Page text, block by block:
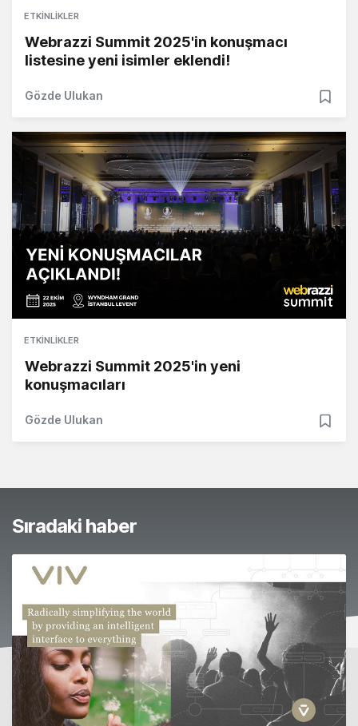
ETKINLIKLER
Webrazzi Summit 2025'in konuşmacı
listesine yeni isimler eklendi!
Gözde Ulukan
ETKINLIKLER
Webrazzi Summit 2025'in yeni
konuşmacıları
Gözde Ulukan
Sıradaki haber